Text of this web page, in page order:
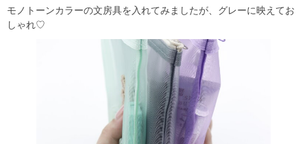
モノトーンカラーの文房具を入れてみましたが、グレーに映えてお
しゃれ♡